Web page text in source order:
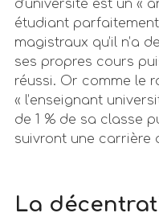
d’université est un «
étudiant
magistraux qu’il n’a
ses propres cours
réussi. Or comme le
« l’enseignant
de 1 % de sa classe
suivront une carrière
La